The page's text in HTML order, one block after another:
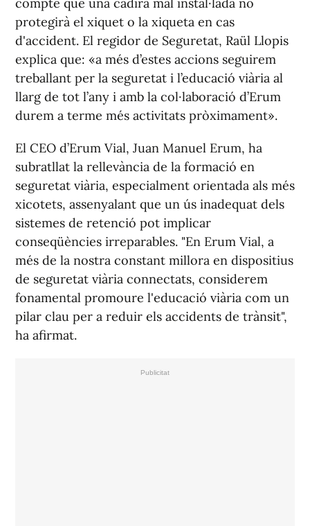
compte que una cadira mal instal·lada no
protegirà el xiquet o la xiqueta en cas
d'accident. El regidor de Seguretat, Raül Llopis
explica que: «a més d’estes accions seguirem
treballant per la seguretat i l’educació viària al
llarg de tot l’any i amb la col·laboració d’Erum
durem a terme més activitats pròximament».
El CEO d’Erum Vial, Juan Manuel Erum, ha
subratllat la rellevància de la formació en
seguretat viària, especialment orientada als més
xicotets, assenyalant que un ús inadequat dels
sistemes de retenció pot implicar
conseqüències irreparables. "En Erum Vial, a
més de la nostra constant millora en dispositius
de seguretat viària connectats, considerem
fonamental promoure l'educació viària com un
pilar clau per a reduir els accidents de trànsit",
ha afirmat.